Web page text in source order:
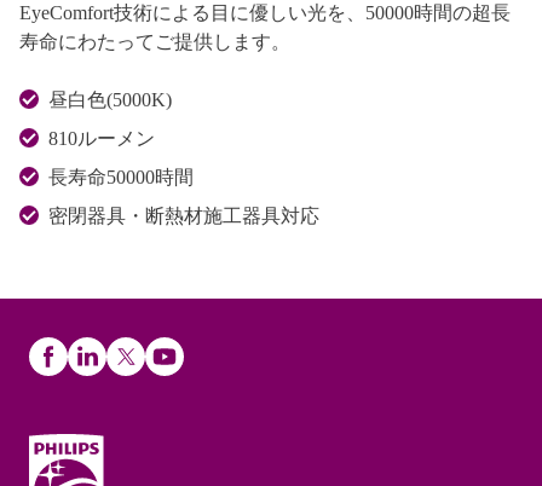
EyeComfort技術による目に優しい光を、50000時間の超長
寿命にわたってご提供します。
昼白色(5000K)
810ルーメン
長寿命50000時間
密閉器具・断熱材施工器具対応